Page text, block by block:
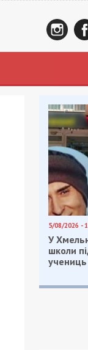
5/08/2026 -
У
школи
учениць